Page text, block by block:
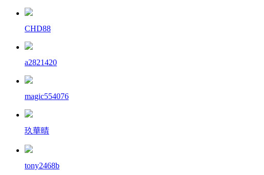
CHD88
a2821420
magic554076
玖華晴
tony2468b